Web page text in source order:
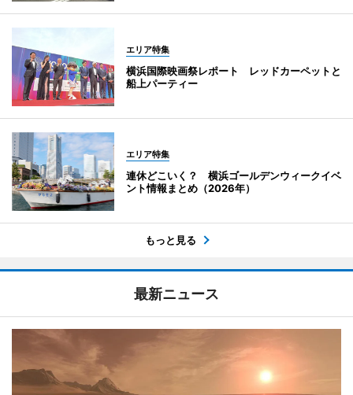
エリア特集
横浜国際映画祭レポート レッドカーペットと
船上パーティー
エリア特集
連休どこいく？ 横浜ゴールデンウィークイベ
ント情報まとめ（2026年）
もっと見る
最新ニュース